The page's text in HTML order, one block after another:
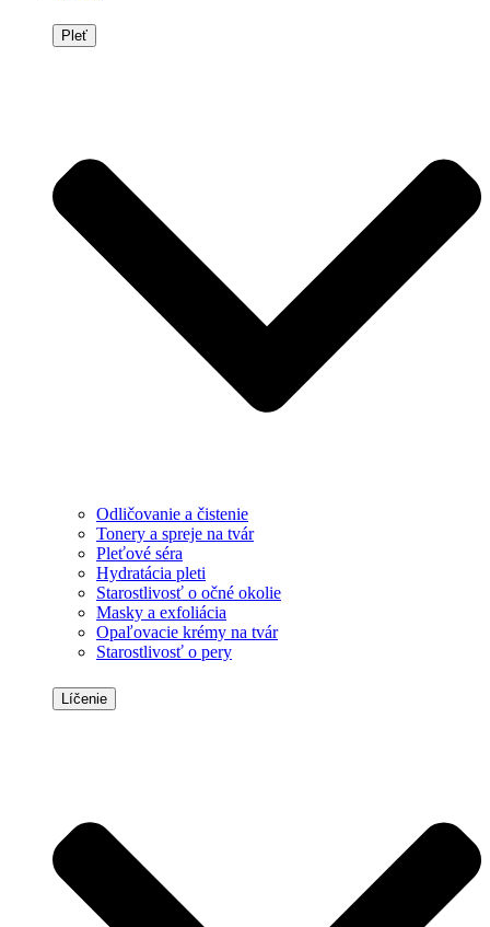
Pleť
Odličovanie a čistenie
Tonery a spreje na tvár
Pleťové séra
Hydratácia pleti
Starostlivosť o očné okolie
Masky a exfoliácia
Opaľovacie krémy na tvár
Starostlivosť o pery
Líčenie